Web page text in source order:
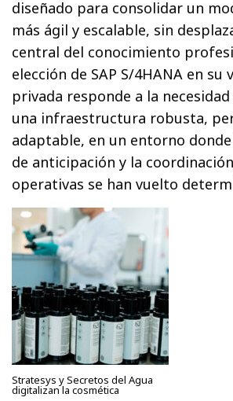
diseñado para consolidar un
más ágil y escalable, sin
central del conocimiento
elección de SAP S/4HANA en su
privada responde a la
una infraestructura robusta,
adaptable, en un entorno
de anticipación y la
operativas se han vuelto
Stratesys y Secretos del Agua
digitalizan la cosmética